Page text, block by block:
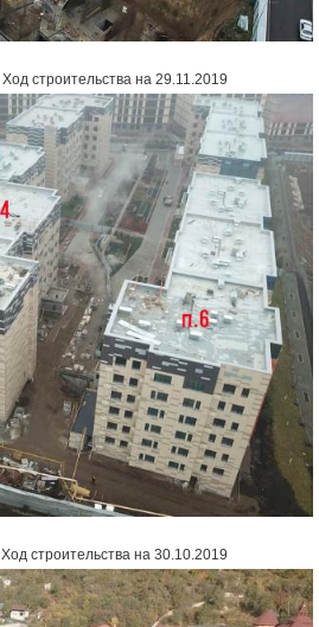
Ход строительства на 29.11.2019
Ход строительства на 30.10.2019